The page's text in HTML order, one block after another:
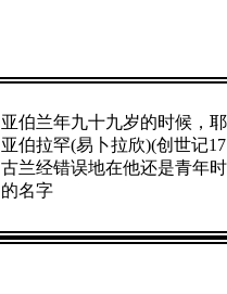
亚伯兰年九十九岁的时候，
亚伯拉罕(易卜拉欣)(创世记
古兰经错误地在他还是青年
的名字